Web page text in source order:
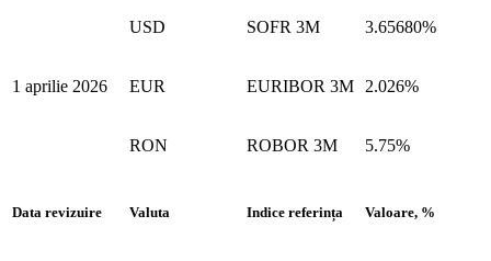
1 aprilie 2026
USD SOFR 3M 3.65680%
EUR EURIBOR 3M 2.026%
RON ROBOR 3M 5.75%
Data revizuire Valuta Indice referința Valoare, %